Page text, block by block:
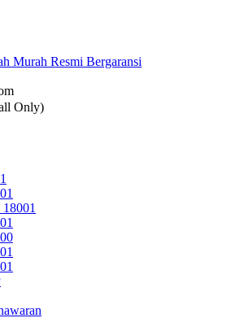
Murah Resmi Bergaransi
Only)